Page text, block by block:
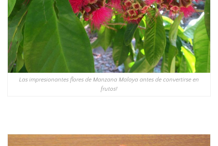
Las impresionantes flores de Manzana Malaya antes de convertirse en
frutos!